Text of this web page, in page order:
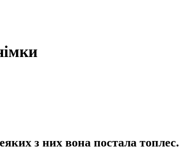
з них вона постала топлес.